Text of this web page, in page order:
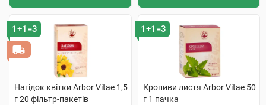
1+1=3
Нагідок квітки Arbor Vitae 1,5
г 20 фільтр-пакетів
1+1=3
Кропиви листя Arbor Vitae 50
г 1 пачка